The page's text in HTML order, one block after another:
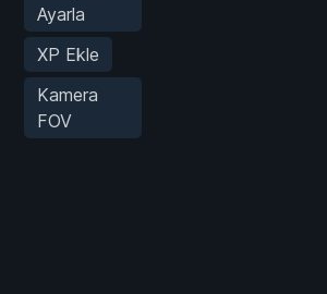
Ayarla
XP Ekle
Kamera
FOV